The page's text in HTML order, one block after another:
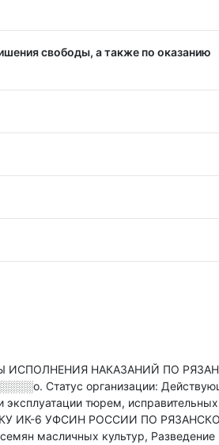
свободы, а также по оказанию
ИСПОЛНЕНИЯ НАКАЗАНИЙ ПО
. Статус организации:
эксплуатации тюрем,
ИК-6 УФСИН РОССИИ ПО
масличных культур, Разведение